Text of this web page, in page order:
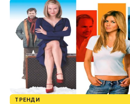
ТРЕНДИ